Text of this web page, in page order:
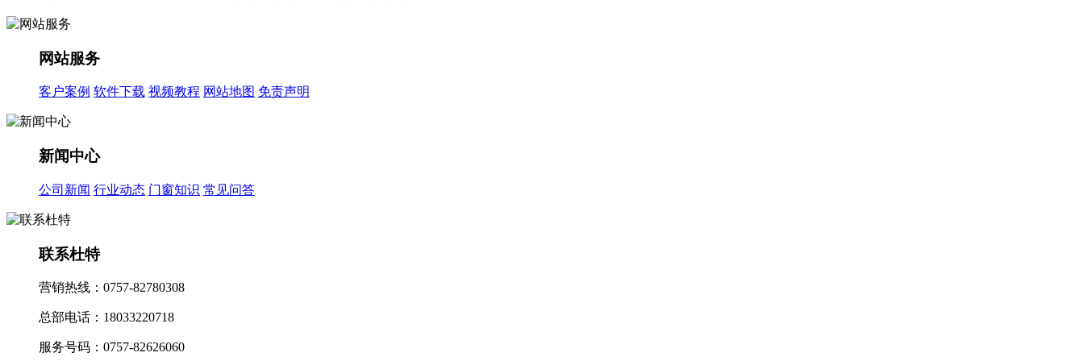
网站服务
客户案例 软件下载 视频教程 网站地图 免责声明
新闻中心
公司新闻 行业动态 门窗知识 常见问答
联系杜特
营销热线：0757-82780308
总部电话：18033220718
服务号码：0757-82626060